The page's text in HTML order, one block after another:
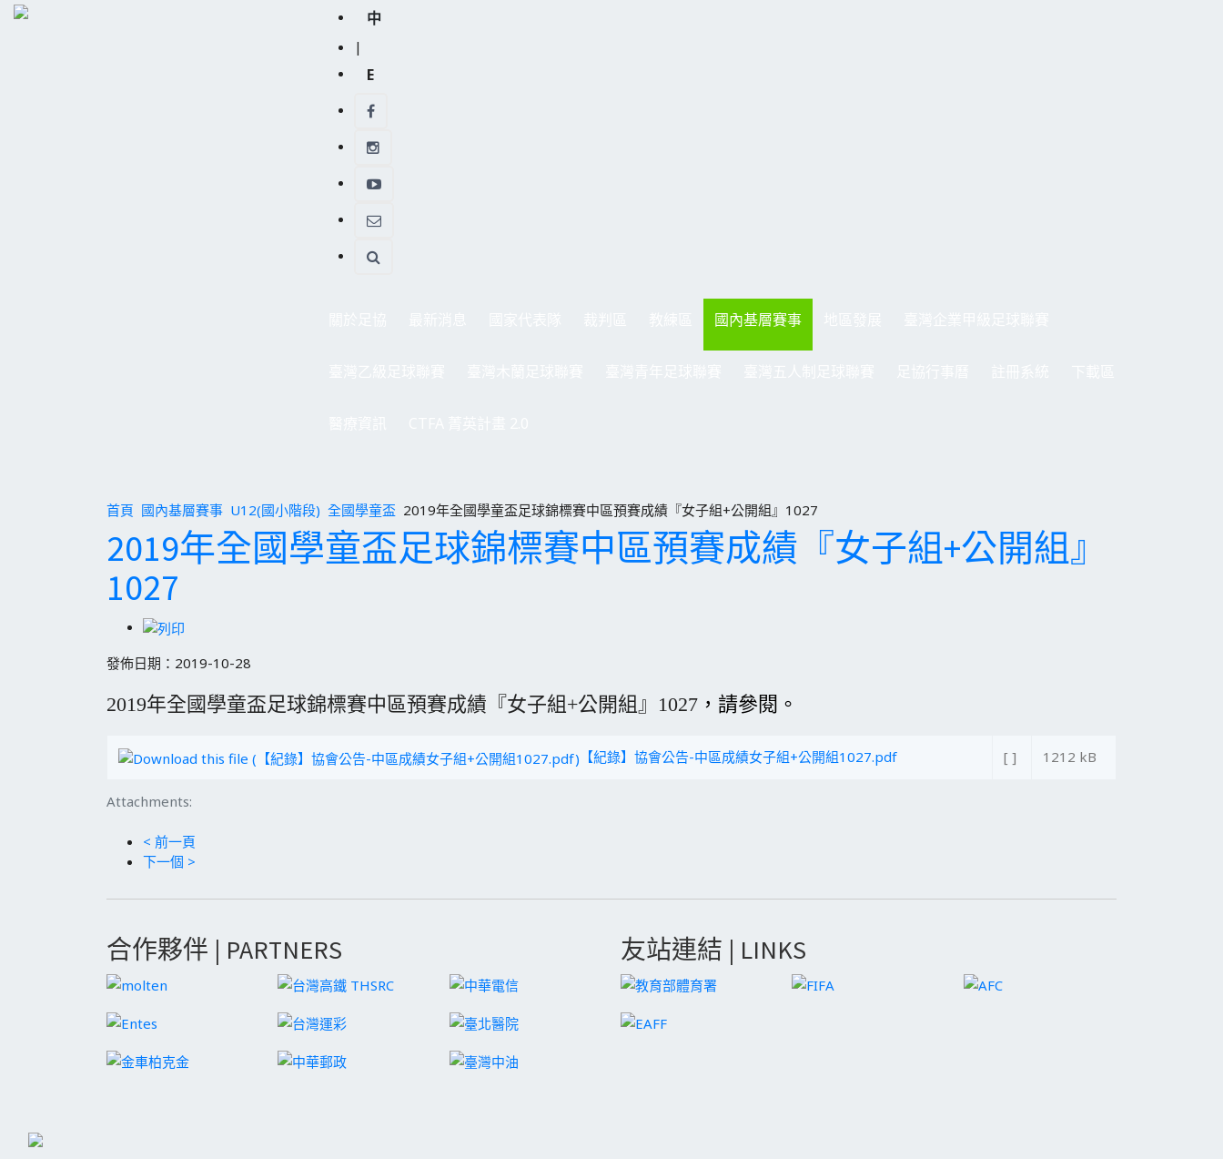
中
|
E
國內基層賽事
首頁 國內基層賽事 U12(國小階段) 全國學童盃 2019年全國學童盃足球錦標賽中區預賽成績『女子組+公開組』1027
2019年全國學童盃足球錦標賽中區預賽成績『女子組+公開組』
1027
發佈日期：2019-10-28
2019年全國學童盃足球錦標賽中區預賽成績『女子組+公開組』1027 ，請參閱。
Attachments:
【紀錄】協會公告-中區成績女子組+公開組1027.pdf [ ] 1212 kB
< 前一頁
下一個 >
合作夥伴 | PARTNERS 友站連結 | LINKS